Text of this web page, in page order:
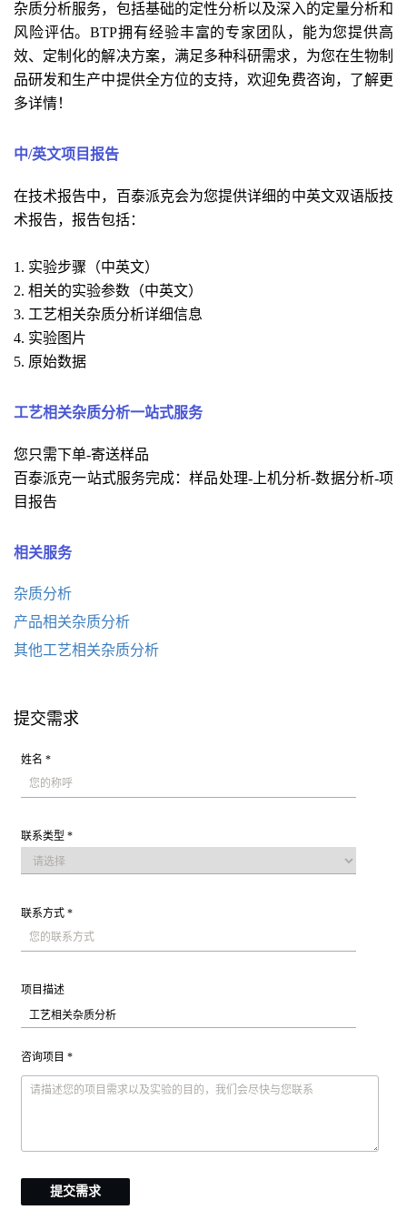
杂质分析服务，包括基础的定性分析以及深入的定量分析和
风险评估。BTP拥有经验丰富的专家团队，能为您提供高
效、定制化的解决方案，满足多种科研需求，为您在生物制
品研发和生产中提供全方位的支持，欢迎免费咨询，了解更
多详情！
中/英文项目报告
在技术报告中，百泰派克会为您提供详细的中英文双语版技
术报告，报告包括：
1. 实验步骤（中英文）
2. 相关的实验参数（中英文）
3. 工艺相关杂质分析详细信息
4. 实验图片
5. 原始数据
工艺相关杂质分析一站式服务
您只需下单-寄送样品
百泰派克一站式服务完成：样品处理-上机分析-数据分析-项
目报告
相关服务
杂质分析
产品相关杂质分析
其他工艺相关杂质分析
提交需求
姓名 *
联系类型 *
联系方式 *
项目描述
咨询项目 *
提交需求